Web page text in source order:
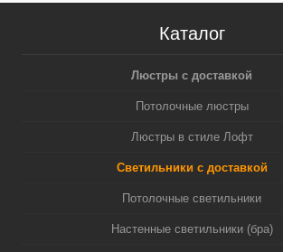
Каталог
Люстры с доставкой
Потолочные люстры
Люстры в стиле Лофт
Светильники с доставкой
Потолочные светильники
Настенные светильники (бра)